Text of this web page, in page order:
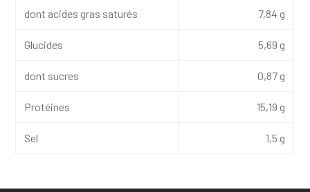
dont acides gras saturés 7,84 g
Glucides 5,69 g
dont sucres 0,87 g
Protéines 15,19 g
Sel 1,5 g